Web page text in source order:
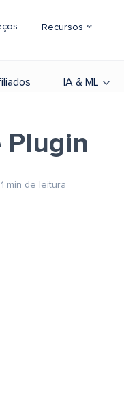
Recursos
IA & ML
Plugin
min de leitura